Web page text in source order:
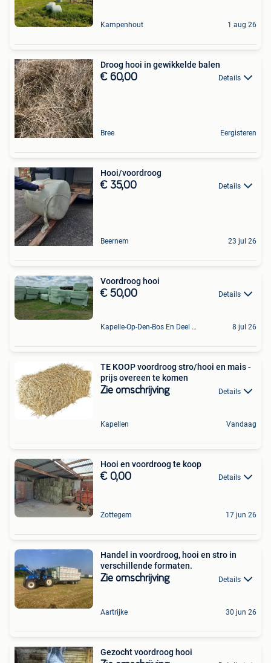
Kampenhout 1 aug 26
Droog hooi in gewikkelde balen
€ 60,00 Details
Bree Eergisteren
Hooi/voordroog
€ 35,00 Details
Beernem 23 jul 26
Voordroog hooi
€ 50,00 Details
Kapelle-Op-Den-Bos En Deel Van Zemst 8 jul 26
TE KOOP voordroog stro/hooi en mais -
prijs overeen te komen
Zie omschrijving Details
Kapellen Vandaag
Hooi en voordroog te koop
€ 0,00 Details
Zottegem 17 jun 26
Handel in voordroog, hooi en stro in
verschillende formaten.
Zie omschrijving Details
Aartrijke 30 jun 26
Gezocht voordroog hooi